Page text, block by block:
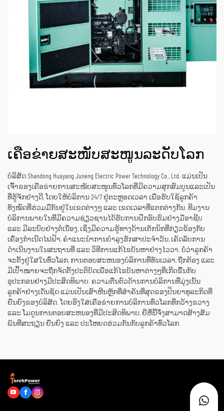
ເຄືອຂ່າຍສະໜັບສະໜູນລະດັບໂລກ
ບໍລິສັດ Shandong Huayang Juneng Electric Power Technology Co., Ltd. ແມ່ນເປັນ
ເຈົ້າຂອງເຄືອຂ່າຍການສະໜັບສະໜູນທົ່ວໂລກທີ່ມີຄວາມສຸກສົມບູນແລະເປັນ
ທີ່ຮູ້ຈັກຢ່າງດີ, ໂດຍໃຫ້ບໍລິການ 24/7 ຢູ່ຕະຫຼອດເວລາ ເພື່ອຮັບໃຊ້ລູກຄ້າ
ທັງໝົດທີ່ຮ່ວມມືກັນຢູ່ໃນເຂດຕ່າງໆ ແລະ ເຂດເວລາທີ່ແຕກຕ່າງກັນ. ທີມງານ
ບໍລິການພາຍໃນທີ່ມີຄວາມຊ່ຽວຊານໄດ້ຮັບການຝຶກອົບຮົມຢ່າງມືອາຊີບ
ແລະ ມີລະບົບຢ່າງຕໍ່ເນື່ອງ, ເຊິ່ງມີຄວາມຮູ້ທາງດ້ານເຕັກນິກທີ່ກ່ຽວຂ້ອງກັບ
ເຄື່ອງກຳເນີດໄຟຟ້າ, ຄຳແນະນຳການບໍາລຸງຮັກສາປະຈຳວັນ, ເຄັດລັບການ
ດຳເນີນງານໃນສະຖານທີ່ ແລະ ວິທີການແກ້ໄຂບັນຫາຢ່າງໄວວາ. ບໍ່ວ່າລູກຄ້າ
ຈະຕັ້ງຢູ່ໃສໃນທົ່ວໂລກ, ການຕອບສະຫນອງບໍລິການທີ່ທັນເວລາ, ຖືກຕ້ອງ ແລະ
ມີເປົ້າໝາຍຈະຖືກຈັດຕັ້ງປະຕິບັດເພື່ອແກ້ໄຂບັນຫາຕ່າງໆທີ່ເກີດຂື້ນກັບ
ອຸປະກອນຢ່າງມີປະສິດທິພາບ. ຄວາມຕື່ນຕົວດ້ານການບໍລິການທີ່ມຸ່ງເນັ້ນ
ລູກຄ້າຢ່າງເດັ່ນຊັດ ແມ່ນເປັນເສົາຫີນຫຼັກທີ່ສຳຄັນທີ່ສຸດຂອງປິນຍາທຸລະກິດທີ່
ຍືນຍົງຂອງບໍລິສັດ. ໂດຍອີງໃສ່ເຄືອຂ່າຍການບໍລິການທົ່ວໂລກທີ່ກວ້າງຂວາງ
ແລະ ໂມດູນການຕອບສະຫນອງທີ່ມີປະສິດທິພາບ, ຍີ່ຫໍ້ນີ້ຈຶ່ງສາມາດສ້າງສັມ
ພັນທີ່ສະຖຽນ ຍືນຍົງ ແລະ ປະໂຫຍດຮ່ວມກັນກັບລູກຄ້າທົ່ວໂລກ.